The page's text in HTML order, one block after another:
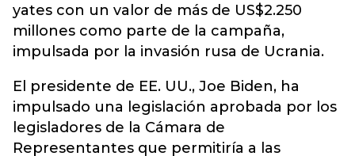
yates con un valor de más de US$2.250
millones como parte de la campaña,
impulsada por la invasión rusa de Ucrania.
El presidente de EE. UU., Joe Biden, ha
impulsado una legislación aprobada por los
legisladores de la Cámara de
Representantes que permitiría a las